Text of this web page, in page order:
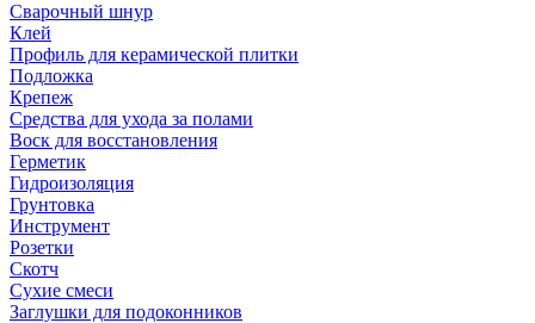
Сварочный шнур
Клей
Профиль для керамической плитки
Подложка
Крепеж
Средства для ухода за полами
Воск для восстановления
Герметик
Гидроизоляция
Грунтовка
Инструмент
Розетки
Скотч
Сухие смеси
Заглушки для подоконников